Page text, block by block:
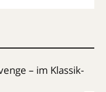
– im Klassik-